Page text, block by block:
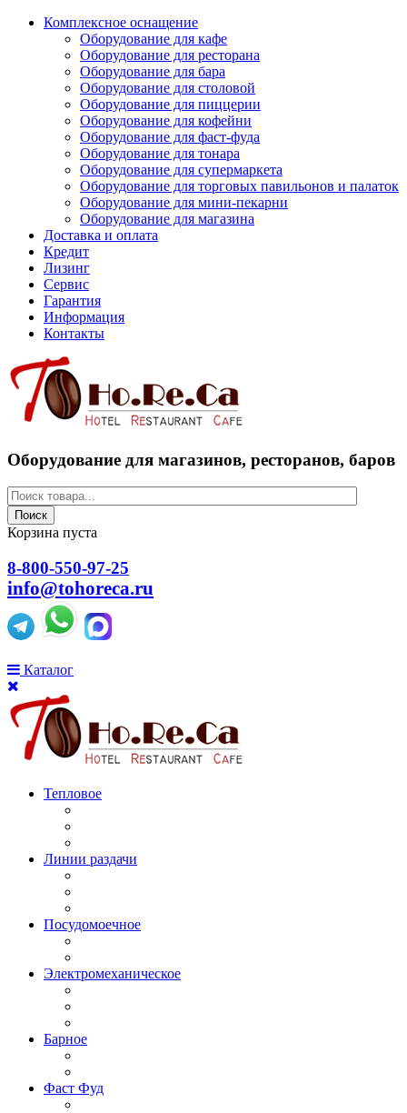
Комплексное оснащение
Оборудование для кафе
Оборудование для ресторана
Оборудование для бара
Оборудование для столовой
Оборудование для пиццерии
Оборудование для кофейни
Оборудование для фаст-фуда
Оборудование для тонара
Оборудование для супермаркета
Оборудование для торговых павильонов и палаток
Оборудование для мини-пекарни
Оборудование для магазина
Доставка и оплата
Кредит
Лизинг
Сервис
Гарантия
Информация
Контакты
Оборудование для магазинов, ресторанов, баров
Поиск
Корзина пуста
8-800-550-97-25
info@tohoreca.ru
Каталог
Тепловое
Линии раздачи
Посудомоечное
Электромеханическое
Барное
Фаст Фуд